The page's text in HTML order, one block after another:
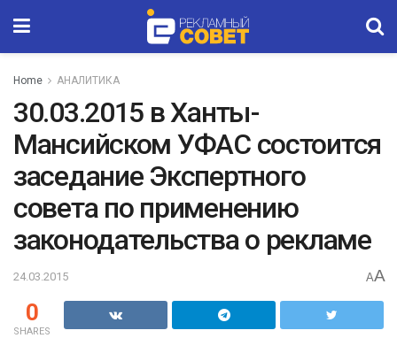
Home АНАЛИТИКА
30.03.2015 в Ханты-
Мансийском УФАС состоится
заседание Экспертного
совета по применению
законодательства о рекламе
24.03.2015 AA
0
SHARES